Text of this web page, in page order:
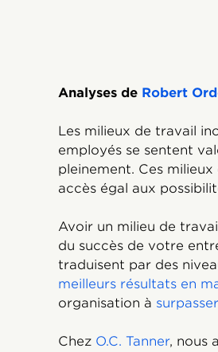
Analyses de Robert
Les milieux de travail
employés se sentent
pleinement. Ces
accès égal aux
Avoir un milieu de
du succès de votre
traduisent par des
meilleurs résultats en
organisation à
Chez O.C. Tanner, nous